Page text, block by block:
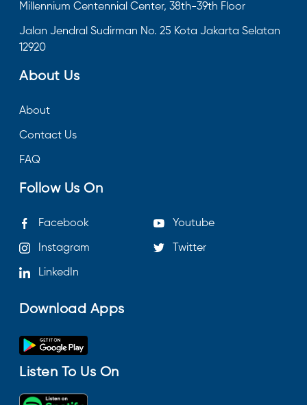
Millennium Centennial Center, 38th-39th Floor
Jalan Jendral Sudirman No. 25 Kota Jakarta Selatan
12920
About Us
About
Contact Us
FAQ
Follow Us On
Facebook Youtube
Instagram Twitter
LinkedIn
Download Apps
Listen To Us On